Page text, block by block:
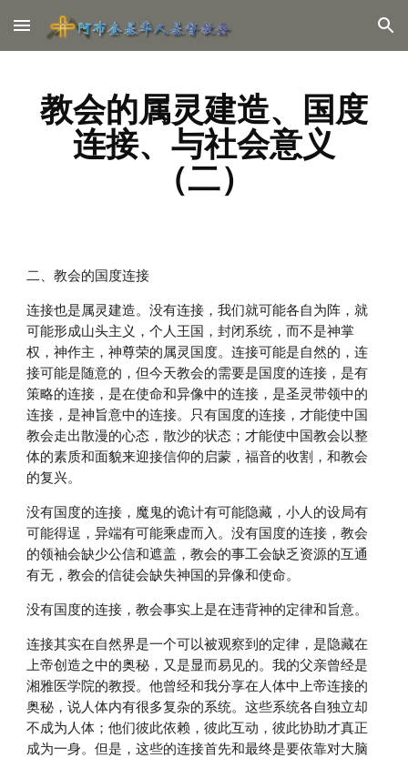
Skip to main content Skip to navigation
教会的属灵建造、国度
连接、与社会意义
（二）
二、教会的国度连接
连接也是属灵建造。没有连接，我们就可能各自为阵，就
可能形成山头主义，个人王国，封闭系统，而不是神掌
权，神作主，神尊荣的属灵国度。连接可能是自然的，连
接可能是随意的，但今天教会的需要是国度的连接，是有
策略的连接，是在使命和异像中的连接，是圣灵带领中的
连接，是神旨意中的连接。只有国度的连接，才能使中国
教会走出散漫的心态，散沙的状态；才能使中国教会以整
体的素质和面貌来迎接信仰的启蒙，福音的收割，和教会
的复兴。
没有国度的连接，魔鬼的诡计有可能隐藏，小人的设局有
可能得逞，异端有可能乘虚而入。没有国度的连接，教会
的领袖会缺少公信和遮盖，教会的事工会缺乏资源的互通
有无，教会的信徒会缺失神国的异像和使命。
没有国度的连接，教会事实上是在违背神的定律和旨意。
连接其实在自然界是一个可以被观察到的定律，是隐藏在
上帝创造之中的奥秘，又是显而易见的。我的父亲曾经是
湘雅医学院的教授。他曾经和我分享在人体中上帝连接的
奥秘，说人体内有很多复杂的系统。这些系统各自独立却
不成为人体；他们彼此依赖，彼此互动，彼此协助才真正
成为一身。但是，这些的连接首先和最终是要依靠对大脑